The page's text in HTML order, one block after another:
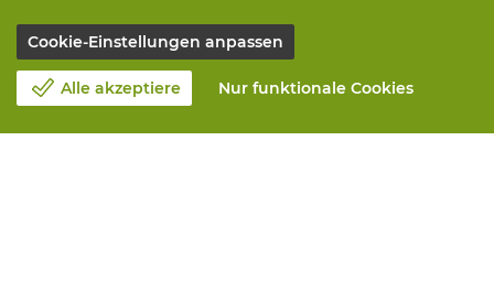
Cookie-Einstellungen anpassen
Alle akzeptiere Nur funktionale Cookies